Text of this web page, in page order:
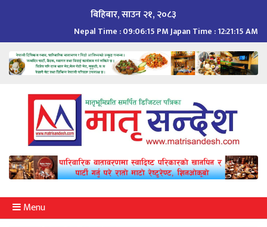
बिहिबार, साउन २१, २०८३
Nepal Time :09:06:16 PMJapan Time :12:21:16 AM
Menu